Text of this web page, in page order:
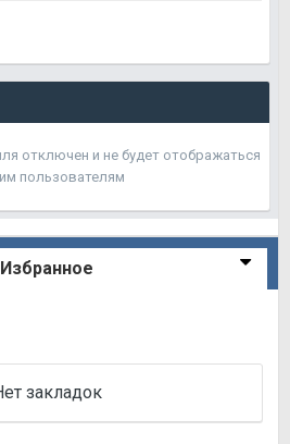
отключен и не будет отображаться
пользователям
Избранное
закладок